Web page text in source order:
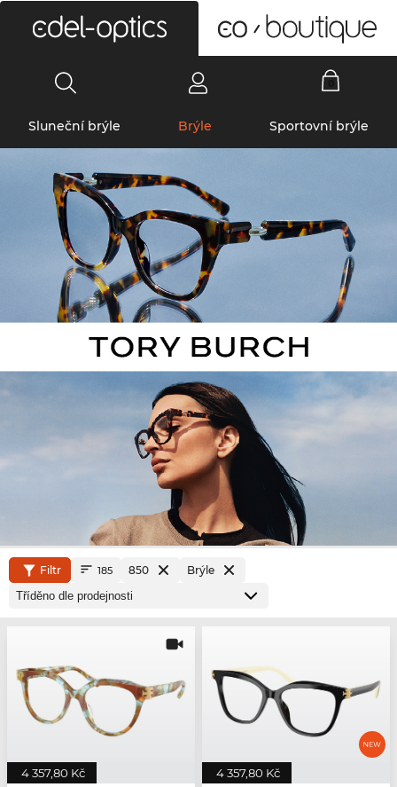
Sluneční brýle Brýle Sportovní brýle
Filtr 185 850 Brýle
4 357,80 Kč 4 357,80 Kč